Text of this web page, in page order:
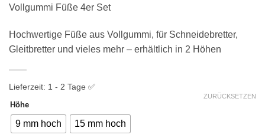
Vollgummi Füße 4er Set
Hochwertige Füße aus Vollgummi, für Schneidebretter,
Gleitbretter und vieles mehr – erhältlich in 2 Höhen
Lieferzeit: 1 - 2 Tage ✅
Höhe
9 mm hoch 15 mm hoch
ZURÜCKSETZEN